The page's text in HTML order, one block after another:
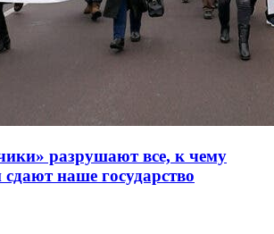
разрушают все, к чему
наше государство